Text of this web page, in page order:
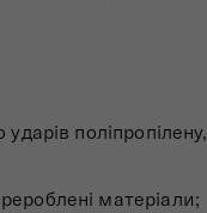
поліпропілену,
матеріали;